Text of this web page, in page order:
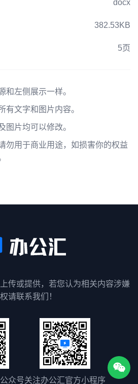
docx
382.53KB
5页
和左侧展示一样。
有文字和图片内容。
图片均可以修改。
勿用于商业用途，如损害你的权益
传或提供，若您认为相关内容涉嫌
请联系我们！
众号关注办公汇官方小程序